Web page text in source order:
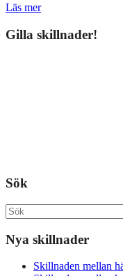
Läs mer
Gilla skillnader!
Sök
Nya skillnader
Skillnaden mellan